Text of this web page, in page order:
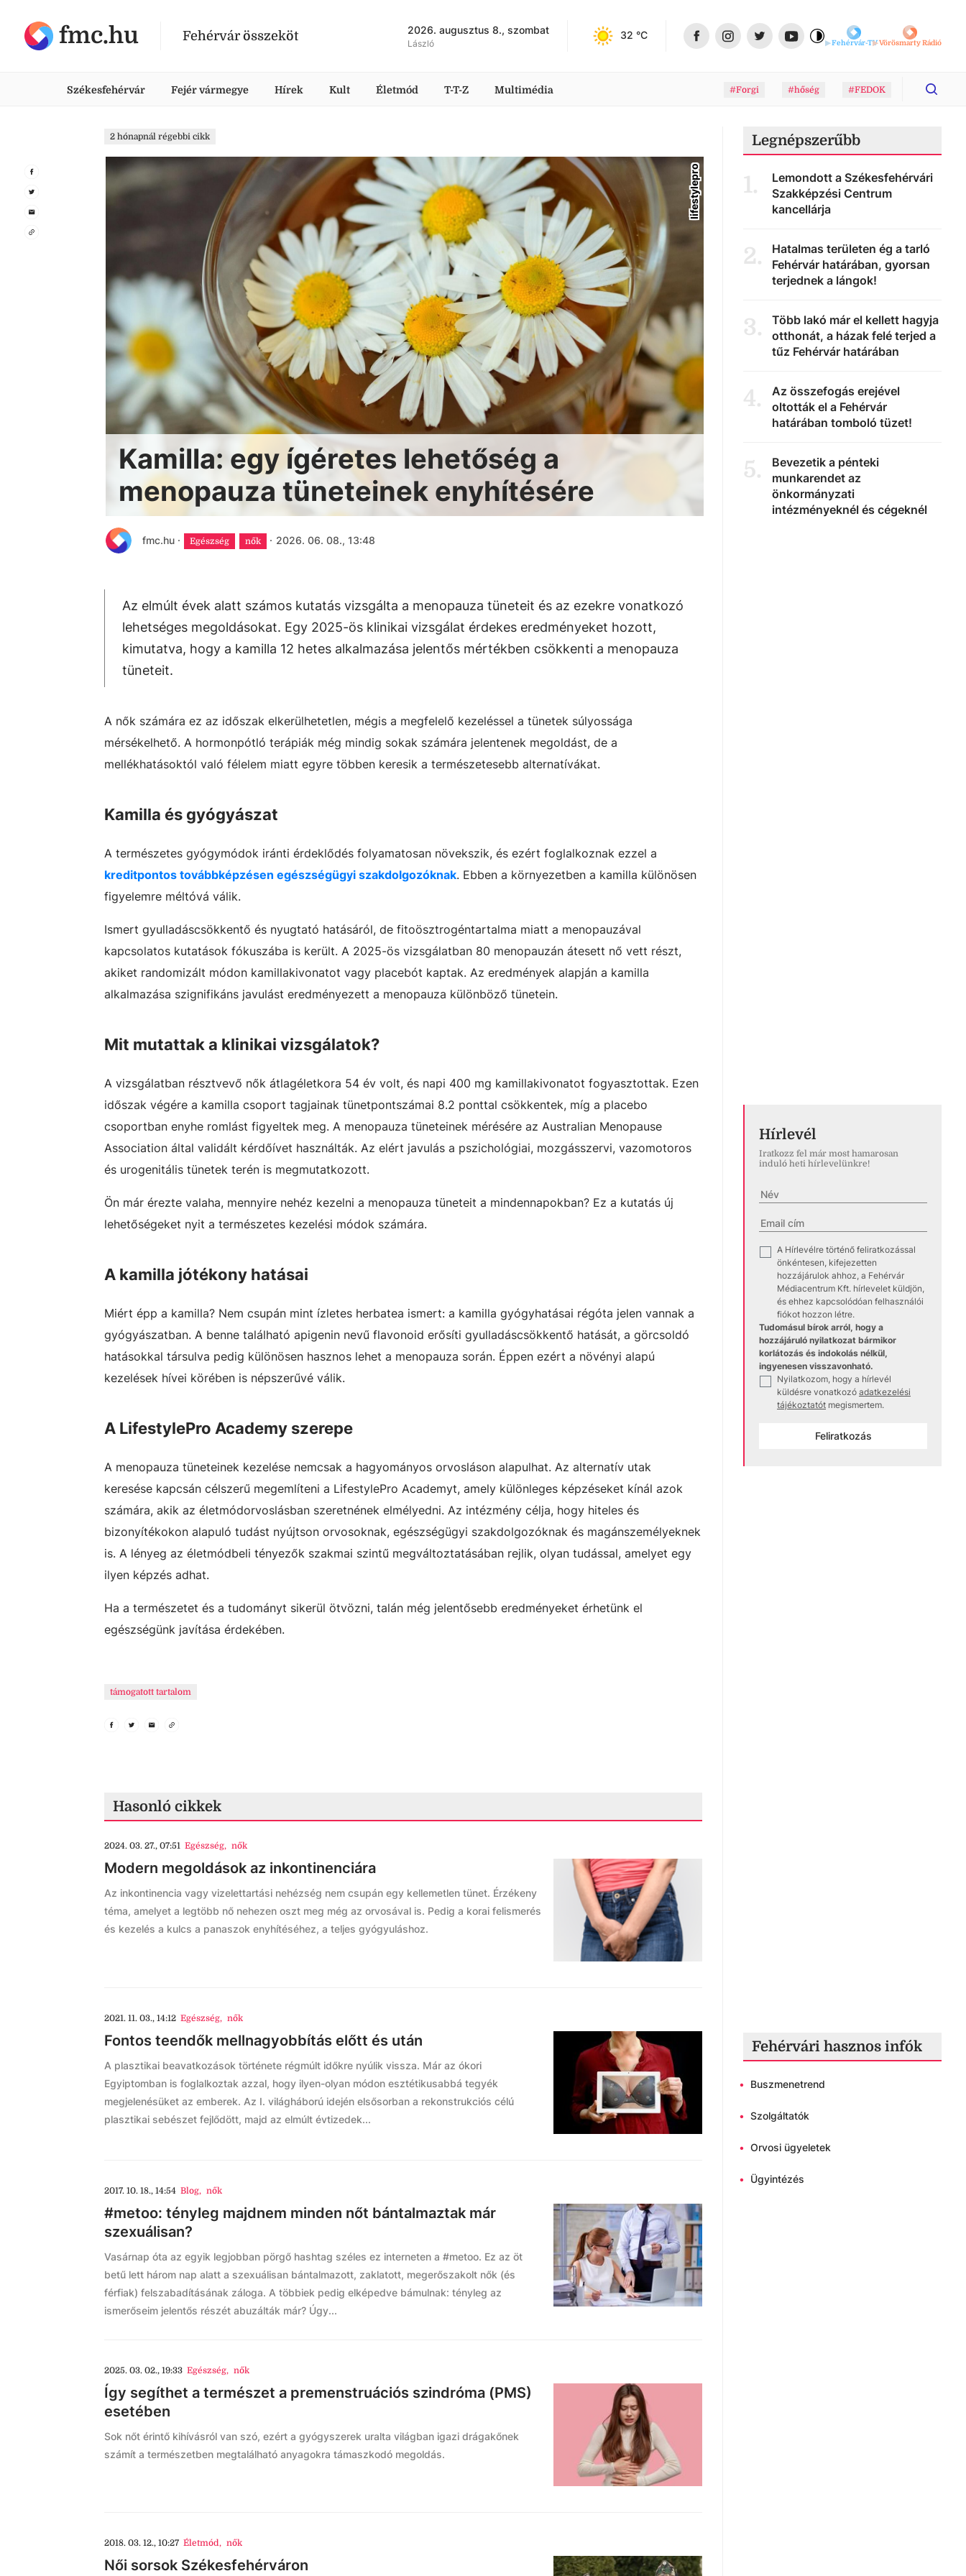
fmc.hu Fehérvár összeköt 2026. augusztus 8., szombat
László
32 °C
Fehérvár-TVVörösmarty Rádió
Székesfehérvár Fejér vármegye Hírek Kult Életmód T-T-Z Multimédia #Forgi #hőség #FEDOK
2 hónapnál régebbi cikk
lifestylepro
Kamilla: egy ígéretes lehetőség a
menopauza tüneteinek enyhítésére
fmc.hu · Egészség nők · 2026. 06. 08., 13:48
Az elmúlt évek alatt számos kutatás vizsgálta a menopauza tüneteit és az ezekre vonatkozó
lehetséges megoldásokat. Egy 2025-ös klinikai vizsgálat érdekes eredményeket hozott,
kimutatva, hogy a kamilla 12 hetes alkalmazása jelentős mértékben csökkenti a menopauza
tüneteit.
A nők számára ez az időszak elkerülhetetlen, mégis a megfelelő kezeléssel a tünetek súlyossága
mérsékelhető. A hormonpótló terápiák még mindig sokak számára jelentenek megoldást, de a
mellékhatásoktól való félelem miatt egyre többen keresik a természetesebb alternatívákat.
Kamilla és gyógyászat
A természetes gyógymódok iránti érdeklődés folyamatosan növekszik, és ezért foglalkoznak ezzel a
kreditpontos továbbképzésen egészségügyi szakdolgozóknak. Ebben a környezetben a kamilla különösen
figyelemre méltóvá válik.
Ismert gyulladáscsökkentő és nyugtató hatásáról, de fitoösztrogéntartalma miatt a menopauzával
kapcsolatos kutatások fókuszába is került. A 2025-ös vizsgálatban 80 menopauzán átesett nő vett részt,
akiket randomizált módon kamillakivonatot vagy placebót kaptak. Az eredmények alapján a kamilla
alkalmazása szignifikáns javulást eredményezett a menopauza különböző tünetein.
Mit mutattak a klinikai vizsgálatok?
A vizsgálatban résztvevő nők átlagéletkora 54 év volt, és napi 400 mg kamillakivonatot fogyasztottak. Ezen
időszak végére a kamilla csoport tagjainak tünetpontszámai 8.2 ponttal csökkentek, míg a placebo
csoportban enyhe romlást figyeltek meg. A menopauza tüneteinek mérésére az Australian Menopause
Association által validált kérdőívet használták. Az elért javulás a pszichológiai, mozgásszervi, vazomotoros
és urogenitális tünetek terén is megmutatkozott.
Ön már érezte valaha, mennyire nehéz kezelni a menopauza tüneteit a mindennapokban? Ez a kutatás új
lehetőségeket nyit a természetes kezelési módok számára.
A kamilla jótékony hatásai
Miért épp a kamilla? Nem csupán mint ízletes herbatea ismert: a kamilla gyógyhatásai régóta jelen vannak a
gyógyászatban. A benne található apigenin nevű flavonoid erősíti gyulladáscsökkentő hatását, a görcsoldó
hatásokkal társulva pedig különösen hasznos lehet a menopauza során. Éppen ezért a növényi alapú
kezelések hívei körében is népszerűvé válik.
A LifestylePro Academy szerepe
A menopauza tüneteinek kezelése nemcsak a hagyományos orvosláson alapulhat. Az alternatív utak
keresése kapcsán célszerű megemlíteni a LifestylePro Academyt, amely különleges képzéseket kínál azok
számára, akik az életmódorvoslásban szeretnének elmélyedni. Az intézmény célja, hogy hiteles és
bizonyítékokon alapuló tudást nyújtson orvosoknak, egészségügyi szakdolgozóknak és magánszemélyeknek
is. A lényeg az életmódbeli tényezők szakmai szintű megváltoztatásában rejlik, olyan tudással, amelyet egy
ilyen képzés adhat.
Ha a természetet és a tudományt sikerül ötvözni, talán még jelentősebb eredményeket érhetünk el
egészségünk javítása érdekében.
támogatott tartalom
Hasonló cikkek
2024. 03. 27., 07:51 Egészség, nők
Modern megoldások az inkontinenciára
Az inkontinencia vagy vizelettartási nehézség nem csupán egy kellemetlen tünet. Érzékeny
téma, amelyet a legtöbb nő nehezen oszt meg még az orvosával is. Pedig a korai felismerés
és kezelés a kulcs a panaszok enyhítéséhez, a teljes gyógyuláshoz.
2021. 11. 03., 14:12 Egészség, nők
Fontos teendők mellnagyobbítás előtt és után
A plasztikai beavatkozások története régmúlt időkre nyúlik vissza. Már az ókori
Egyiptomban is foglalkoztak azzal, hogy ilyen-olyan módon esztétikusabbá tegyék
megjelenésüket az emberek. Az I. világháború idején elsősorban a rekonstrukciós célú
plasztikai sebészet fejlődött, majd az elmúlt évtizedek...
2017. 10. 18., 14:54 Blog, nők
#metoo: tényleg majdnem minden nőt bántalmaztak már
szexuálisan?
Vasárnap óta az egyik legjobban pörgő hashtag széles ez interneten a #metoo. Ez az öt
betű lett három nap alatt a szexuálisan bántalmazott, zaklatott, megerőszakolt nők (és
férfiak) felszabadításának záloga. A többiek pedig elképedve bámulnak: tényleg az
ismerőseim jelentős részét abuzálták már? Úgy...
2025. 03. 02., 19:33 Egészség, nők
Így segíthet a természet a premenstruációs szindróma (PMS)
esetében
Sok nőt érintő kihívásról van szó, ezért a gyógyszerek uralta világban igazi drágakőnek
számít a természetben megtalálható anyagokra támaszkodó megoldás.
2018. 03. 12., 10:27 Életmód, nők
Női sorsok Székesfehérváron
Legnépszerűbb
1.
Lemondott a Székesfehérvári
Szakképzési Centrum
kancellárja
2.
Hatalmas területen ég a tarló
Fehérvár határában, gyorsan
terjednek a lángok!
3.
Több lakó már el kellett hagyja
otthonát, a házak felé terjed a
tűz Fehérvár határában
4.
Az összefogás erejével
oltották el a Fehérvár
határában tomboló tüzet!
5.
Bevezetik a pénteki
munkarendet az
önkormányzati
intézményeknél és cégeknél
Hírlevél
Iratkozz fel már most hamarosan
induló heti hírlevelünkre!
✓
A Hírlevélre történő feliratkozással
önkéntesen, kifejezetten
hozzájárulok ahhoz, a Fehérvár
Médiacentrum Kft. hírlevelet küldjön,
és ehhez kapcsolódóan felhasználói
fiókot hozzon létre.
Tudomásul bírok arról, hogy a
hozzájáruló nyilatkozat bármikor
korlátozás és indokolás nélkül,
ingyenesen visszavonható.
✓
Nyilatkozom, hogy a hírlevél
küldésre vonatkozó adatkezelési
tájékoztatót megismertem.
Feliratkozás
Fehérvári hasznos infók
• Buszmenetrend
• Szolgáltatók
• Orvosi ügyeletek
• Ügyintézés